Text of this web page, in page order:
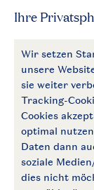
Zum